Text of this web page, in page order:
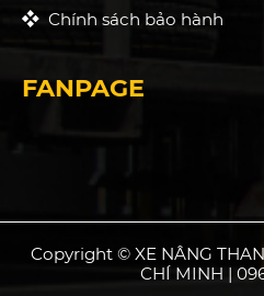
Chính sách bảo hành
FANPAGE
Copyright © XE NÂNG
CHÍ MINH |